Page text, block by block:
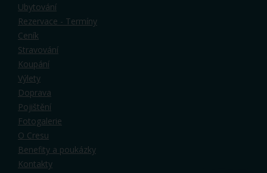
Ubytování
Rezervace - Termíny
Ceník
Stravování
Koupání
Výlety
Doprava
Pojištění
Fotogalerie
O Cresu
Benefity a poukázky
Kontakty